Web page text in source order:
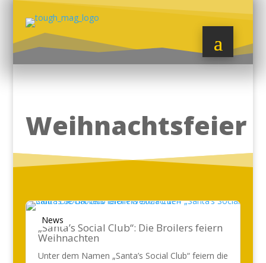
Weihnachtsfeier
News
„Santa’s Social Club“: Die Broilers feiern
Weihnachten
Unter dem Namen „Santa’s Social Club“ feiern die